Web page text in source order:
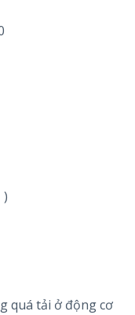
)
quá tải ở động cơ